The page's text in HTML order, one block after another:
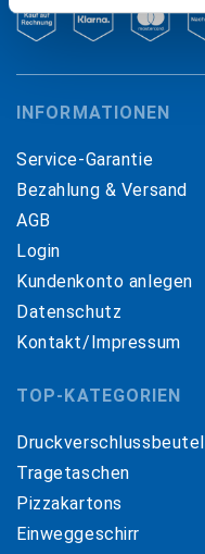
INFORMATIONEN
Service-Garantie
Bezahlung & Versand
AGB
Login
Kundenkonto anlegen
Datenschutz
Kontakt/Impressum
TOP-KATEGORIEN
Druckverschlussbeutel
Tragetaschen
Pizzakartons
Einweggeschirr